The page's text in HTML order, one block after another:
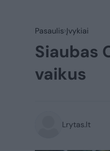
Pasaulis Įvykiai
Siaubas
vaikus
Lrytas.lt